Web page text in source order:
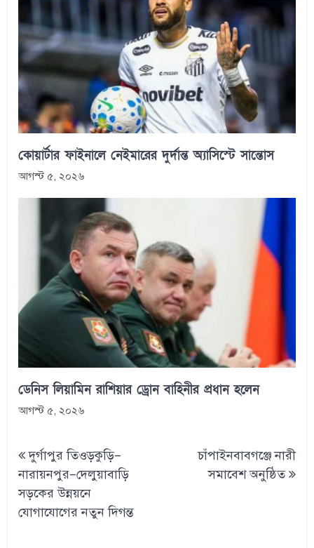
কোয়ার্টার ফাইনালে নেইমারের দুর্দান্ত অ্যাসিস্টে সান্তোস
আগস্ট ৫, ২০২৬
ডেনিস লিয়ামিন রাশিয়ার ড্রোন বাহিনীর প্রধান হলেন
আগস্ট ৫, ২০২৬
Post
navigation
দুর্গাপুর তিওড়কুড়ি–
নারায়নপুর–দেলুয়াবাড়ি
সড়কের উন্নয়নে
যোগাযোগের নতুন দিগন্ত
চাঁপাইনবাবগঞ্জে নারী
সমাবেশ অনুষ্ঠিত